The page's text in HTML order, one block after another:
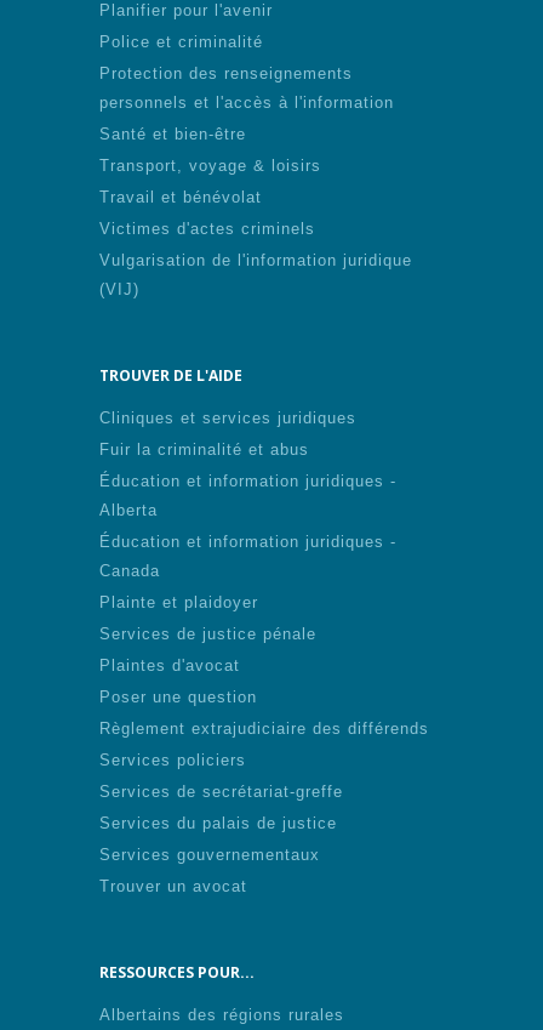
Planifier pour l'avenir
Police et criminalité
Protection des renseignements
personnels et l'accès à l'information
Santé et bien-être
Transport, voyage & loisirs
Travail et bénévolat
Victimes d'actes criminels
Vulgarisation de l'information juridique
(VIJ)
TROUVER DE L'AIDE
Cliniques et services juridiques
Fuir la criminalité et abus
Éducation et information juridiques -
Alberta
Éducation et information juridiques -
Canada
Plainte et plaidoyer
Services de justice pénale
Plaintes d'avocat
Poser une question
Règlement extrajudiciaire des différends
Services policiers
Services de secrétariat-greffe
Services du palais de justice
Services gouvernementaux
Trouver un avocat
RESSOURCES POUR...
Albertains des régions rurales